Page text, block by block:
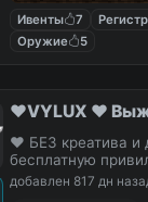
Ивенты 7
Оружие
5
❤️VYLUX ❤️
❤️ БЕЗ креатива и
бесплатную
добавлен 817 дн